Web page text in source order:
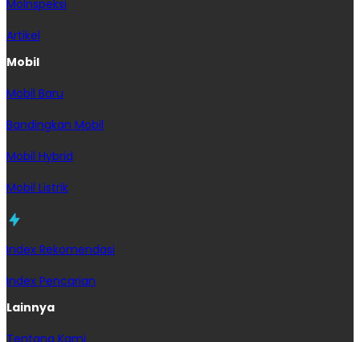
MoInspeksi
Artikel
Mobil
Mobil Baru
Bandingkan Mobil
Mobil Hybrid
Mobil Listrik
Index Rekomendasi
Index Pencarian
Lainnya
Tentang Kami